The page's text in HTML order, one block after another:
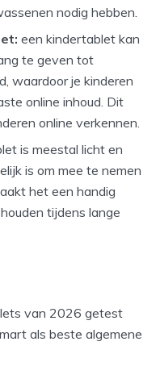
nodig hebben.
een kindertablet kan
te geven tot
waardoor je kinderen
online inhoud. Dit
online verkennen.
is meestal licht en
is om mee te nemen
het een handig
tijdens lange
van 2026 getest
als beste algemene